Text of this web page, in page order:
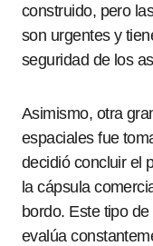
construido, pero
son urgentes y
seguridad de los
Asimismo, otra
espaciales fue
decidió concluir el
la cápsula
bordo. Este tipo
evalúa